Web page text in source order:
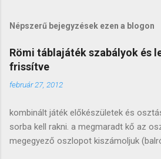
Népszerű bejegyzések ezen a blogon
Römi táblajáték szabályok és
frissítve
február 27, 2012
kombinált játék előkészületek és
sorba kell rakni. a megmaradt kő az
megegyező oszlopot kiszámoljuk